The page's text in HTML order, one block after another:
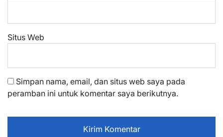
Situs Web
Simpan nama, email, dan situs web saya pada
peramban ini untuk komentar saya berikutnya.